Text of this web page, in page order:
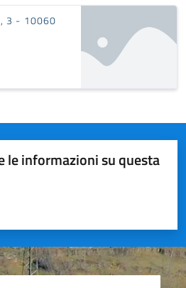
3 - 10060
le informazioni su questa
su 5
su 5
5